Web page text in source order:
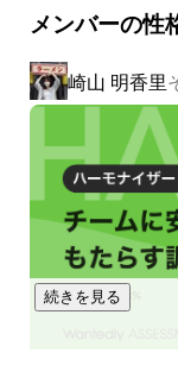
Mission
￣￣￣￣￣￣￣￣
意欲と創造性を
Theme
￣￣￣￣￣￣￣￣
・高校生へのキ
・被災地の放課後
・災害緊急支援
メンバーの性
崎山 明香里
続きを見る